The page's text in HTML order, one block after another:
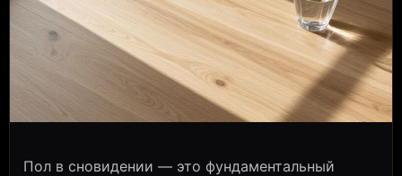
Пол в сновидении — это фундаментальный